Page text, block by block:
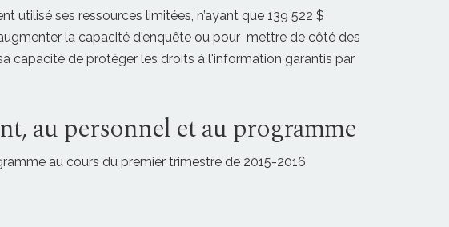
utilisé ses ressources limitées, n’ayant que 139 522 $
augmenter la capacité d'enquête ou pour mettre de côté des
capacité de protéger les droits à l'information garantis par
au personnel et au programme
au cours du premier trimestre de 2015-2016.